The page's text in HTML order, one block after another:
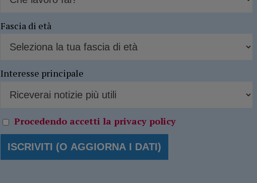
Fascia di età
Interesse principale
Procedendo accetti la privacy policy